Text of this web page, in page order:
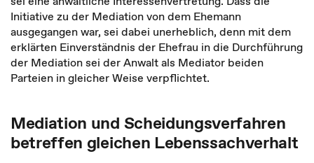
Initiative zu der Mediation von dem Ehemann
ausgegangen war, sei dabei unerheblich, denn mit dem
erklärten Einverständnis der Ehefrau in die Durchführung
der Mediation sei der Anwalt als Mediator beiden
Parteien in gleicher Weise verpflichtet.
Mediation und Scheidungsverfahren
betreffen gleichen Lebenssachverhalt